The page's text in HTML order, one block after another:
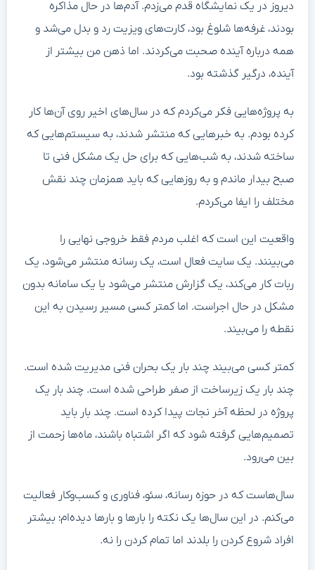
دیروز در یک نمایشگاه قدم می‌زدم. آدم‌ها در حال مذاکره
بودند، غرفه‌ها شلوغ بود، کارت‌های ویزیت رد و بدل می‌شد و
همه درباره آینده صحبت می‌کردند. اما ذهن من بیشتر از
آینده، درگیر گذشته بود.
به پروژه‌هایی فکر می‌کردم که در سال‌های اخیر روی آن‌ها کار
کرده بودم. به خبرهایی که منتشر شدند، به سیستم‌هایی که
ساخته شدند، به شب‌هایی که برای حل یک مشکل فنی تا
صبح بیدار ماندم و به روزهایی که باید همزمان چند نقش
مختلف را ایفا می‌کردم.
واقعیت این است که اغلب مردم فقط خروجی نهایی را
می‌بینند. یک سایت فعال است، یک رسانه منتشر می‌شود، یک
ربات کار می‌کند، یک گزارش منتشر می‌شود یا یک سامانه بدون
مشکل در حال اجراست. اما کمتر کسی مسیر رسیدن به این
نقطه را می‌بیند.
کمتر کسی می‌بیند چند بار یک بحران فنی مدیریت شده است.
چند بار یک زیرساخت از صفر طراحی شده است. چند بار یک
پروژه در لحظه آخر نجات پیدا کرده است. چند بار باید
تصمیم‌هایی گرفته شود که اگر اشتباه باشند، ماه‌ها زحمت از
بین می‌رود.
سال‌هاست که در حوزه رسانه، سئو، فناوری و کسب‌وکار فعالیت
می‌کنم. در این سال‌ها یک نکته را بارها و بارها دیده‌ام؛ بیشتر
افراد شروع کردن را بلدند اما تمام کردن را نه.